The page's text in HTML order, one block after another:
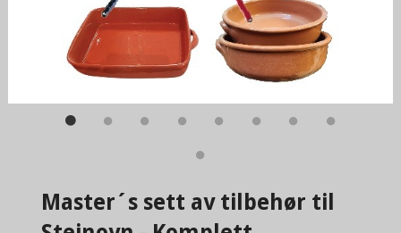
Master´s sett av tilbehør til